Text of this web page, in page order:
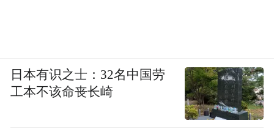
日本有识之士：32名中国劳
工本不该命丧长崎